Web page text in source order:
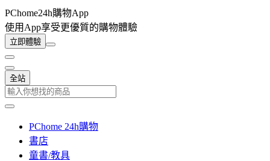
PChome24h購物App
使用App享受更優質的購物體驗
立即體驗
全站
PChome 24h購物
書店
童書/教具